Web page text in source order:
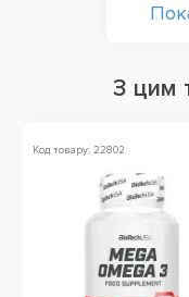
З цим
Код товару: 22802